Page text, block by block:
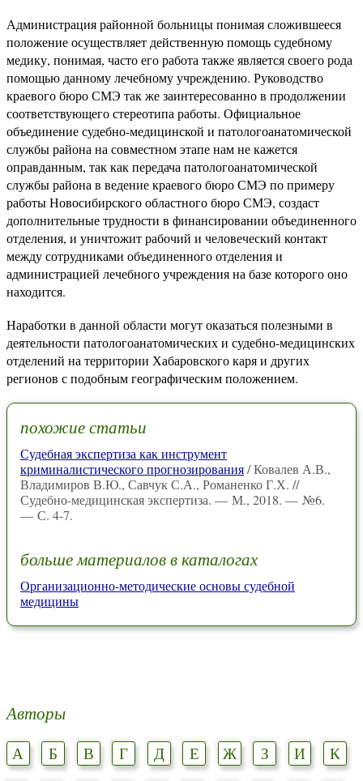
Администрация районной больницы понимая сложившееся
положение осуществляет действенную помощь судебному
медику, понимая, часто его работа также является своего рода
помощью данному лечебному учреждению. Руководство
краевого бюро СМЭ так же заинтересованно в продолжении
соответствующего стереотипа работы. Официальное
объединение судебно-медицинской и патологоанатомической
службы района на совместном этапе нам не кажется
оправданным, так как передача патологоанатомической
службы района в ведение краевого бюро СМЭ по примеру
работы Новосибирского областного бюро СМЭ, создаст
дополнительные трудности в финансировании объединенного
отделения, и уничтожит рабочий и человеческий контакт
между сотрудниками объединенного отделения и
администрацией лечебного учреждения на базе которого оно
находится.
Наработки в данной области могут оказаться полезными в
деятельности патологоанатомических и судебно-медицинских
отделений на территории Хабаровского каря и других
регионов с подобным географическим положением.
похожие статьи
Судебная экспертиза как инструмент
криминалистического прогнозирования/ Ковалев А.В.,
Владимиров В.Ю., Савчук С.А., Романенко Г.Х. //
Судебно-медицинская экспертиза. — М., 2018. — №6.
— С. 4-7.
больше материалов в каталогах
Организационно-методические основы судебной
медицины
Авторы
А Б В Г Д Е Ж З И
К